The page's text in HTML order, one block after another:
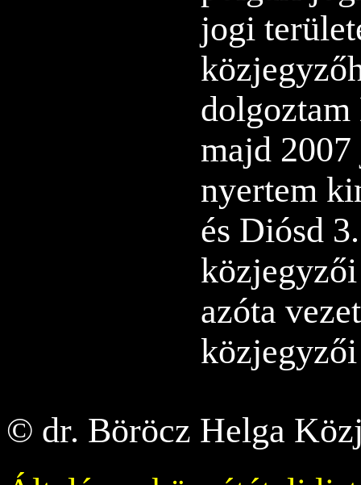
jogi
dolgoztam
majd
nyertem
és Diósd
azóta
© dr. Böröcz Helga